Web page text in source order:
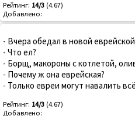
Рейтинг: 14/3 (4.67)
Добавлено:
- Вчера обедал в новой
- Что ел?
- Борщ, макороны с котлетой,
- Почему ж она еврейская?
- Только евреи могут навалить
Рейтинг: 14/3 (4.67)
Добавлено: